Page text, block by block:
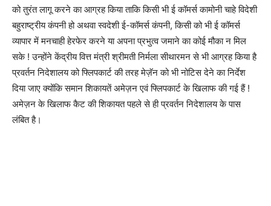
को तुरंत लागू करने का आग्रह किया ताकि किसी भी ई कॉमर्स कामोनी चाहे विदेशी
बहुराष्ट्रीय कंपनी हो अथवा स्वदेशी ई-कॉमर्स कंपनी, किसी को भी ई कॉमर्स
व्यापार में मनचाही हेरफेर करने या अपना प्रभुत्व जमाने का कोई मौका न मिल
सके ! उन्होंने केंद्रीय वित्त मंत्री श्रीमती निर्मला सीथारमन से भी आग्रह किया है
प्रवर्तन निदेशालय को फ्लिपकार्ट की तरह मेज़ॅन को भी नोटिस देने का निर्देश
दिया जाए क्योंकि समान शिकायतें अमेज़न एवं फ्लिपकार्ट के खिलाफ की गई हैं !
अमेज़न के खिलाफ कैट की शिकायत पहले से ही प्रवर्तन निदेशालय के पास
लंबित है।